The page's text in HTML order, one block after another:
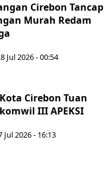
Cirebon Tancap
Murah Redam
Jul 2026 - 00:54
Cirebon Tuan
III APEKSI
Jul 2026 - 16:13